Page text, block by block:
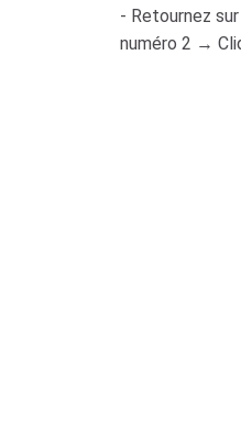
- Retournez
numéro 2 →